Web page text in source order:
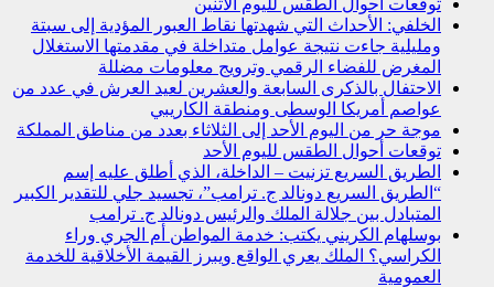
الخلفي: الأحداث التي شهدتها نقاط العبور المؤدية إلى سبتة
ومليلية جاءت نتيجة عوامل متداخلة في مقدمتها الاستغلال
المغرض للفضاء الرقمي وترويج معلومات مضللة
الاحتفال بالذكرى السابعة والعشرين لعيد العرش في عدد من
عواصم أمريكا الوسطى ومنطقة الكاريبي
موجة حر من اليوم الأحد إلى الثلاثاء بعدد من مناطق المملكة
توقعات أحوال الطقس لليوم الأحد
الطريق السريع تزنيت – الداخلة، الذي أطلق عليه إسم
“الطريق السريع دونالد ج. ترامب”، تجسيد جلي للتقدير الكبير
المتبادل بين جلالة الملك والرئيس دونالد ج. ترامب
بوسلهام الكريني يكتب: خدمة المواطن أم الجري وراء
الكراسي؟ الملك يعري الواقع ويبرز القيمة الأخلاقية للخدمة
العمومية